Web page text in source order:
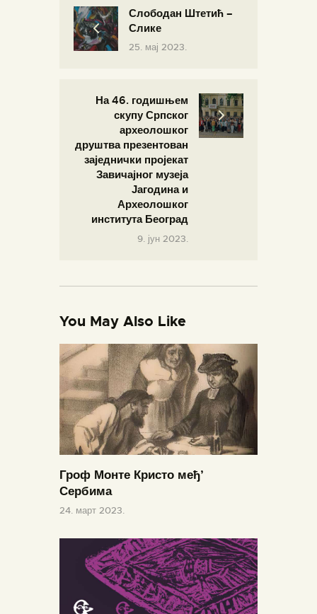
Слободан Штетић –
Слике
25. мај 2023.
На 46. годишњем
скупу Српског
археолошког
друштва презентован
заједнички пројекат
Завичајног музеја
Јагодина и
Археолошког
института Београд
9. јун 2023.
You May Also Like
Гроф Монте Кристо међ’
Сербима
24. март 2023.